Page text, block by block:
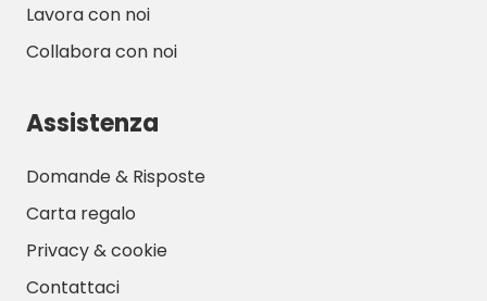
Lavora con noi
Collabora con noi
Assistenza
Domande & Risposte
Carta regalo
Privacy & cookie
Contattaci